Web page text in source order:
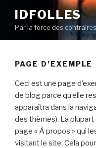
content
IDFOLLES
Par la force des contraires
PAGE D’EXEMPLE
Ceci est une page
de blog parce qu’elle
apparaîtra dans la
des thèmes). La
page « À propos » qui
visitant le site. Cela